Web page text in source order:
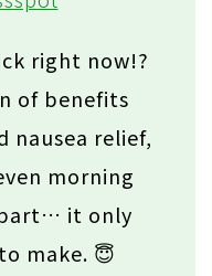
right now!?
of benefits
nausea relief,
morning
it only
make. 😇